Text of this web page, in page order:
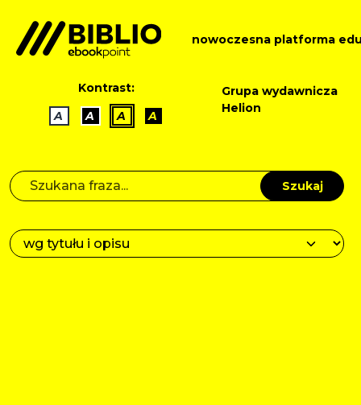
nowoczesna platforma
Kontrast:
A
A A A
Grupa wydawnicza
Helion
Szukaj